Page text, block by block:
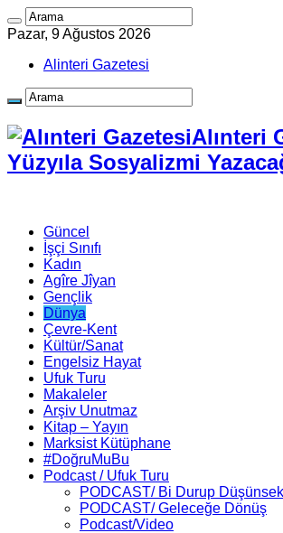
Pazar, 9 Ağustos 2026
Alinteri Gazetesi
Alınteri
Yüzyıla Sosyalizmi
Güncel
İşçi Sınıfı
Kadın
Agîre Jîyan
Gençlik
Dünya
Çevre-Kent
Kültür/Sanat
Engelsiz Hayat
Ufuk Turu
Makaleler
Arşiv Unutmaz
Kitap – Yayın
Marksist Kütüphane
#DoğruMuBu
Podcast / Ufuk Turu
PODCAST/ Bi Durup Düşünsek
PODCAST/ Geleceğe Dönüş
Podcast/Video